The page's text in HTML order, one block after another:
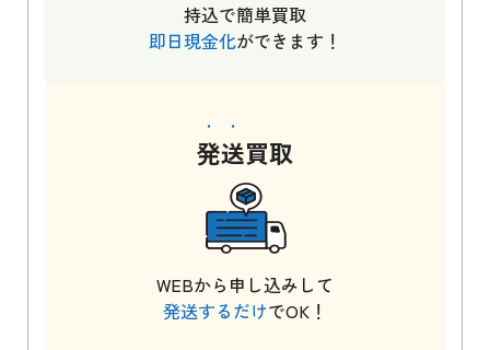
持込で簡単買取
即日現金化ができます！
発送買取
WEBから申し込みして
発送するだけでOK！